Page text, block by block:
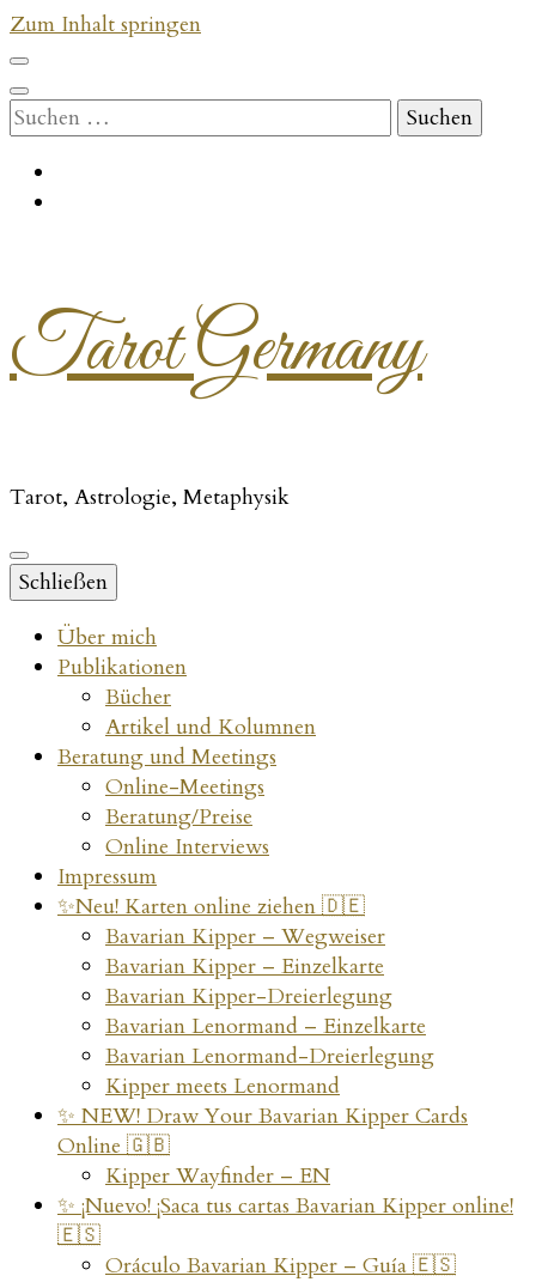
Zum Inhalt springen
Suchen
nach:
Tarot Germany
Tarot, Astrologie, Metaphysik
Schließen
Über mich
Publikationen
Bücher
Artikel und Kolumnen
Beratung und Meetings
Online-Meetings
Beratung/Preise
Online Interviews
Impressum
✨Neu! Karten online ziehen 🇩🇪
Bavarian Kipper – Wegweiser
Bavarian Kipper – Einzelkarte
Bavarian Kipper-Dreierlegung
Bavarian Lenormand – Einzelkarte
Bavarian Lenormand-Dreierlegung
Kipper meets Lenormand
✨ NEW! Draw Your Bavarian Kipper Cards
Online 🇬🇧
Kipper Wayfinder – EN
✨ ¡Nuevo! ¡Saca tus cartas Bavarian Kipper online!
🇪🇸
Oráculo Bavarian Kipper – Guía 🇪🇸